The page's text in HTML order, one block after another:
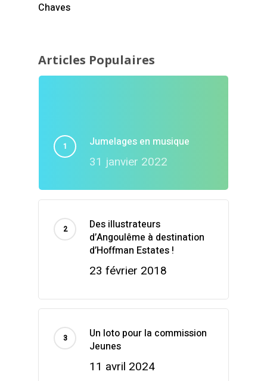
Chaves
Articles Populaires
Jumelages en musique
31 janvier 2022
Des illustrateurs
d’Angoulême à destination
d’Hoffman Estates !
23 février 2018
Un loto pour la commission
Jeunes
11 avril 2024